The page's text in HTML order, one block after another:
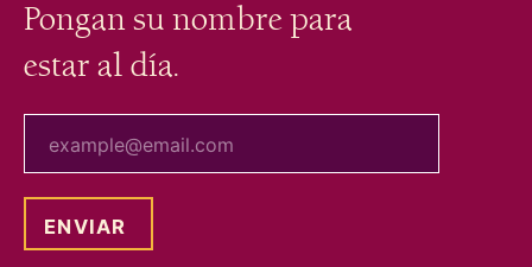
Pongan su nombre para
estar al día.